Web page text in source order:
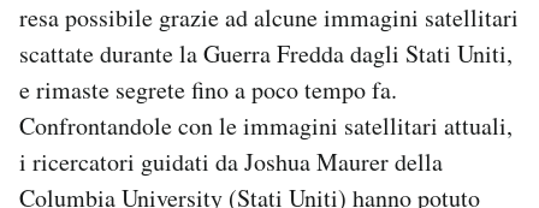
resa possibile grazie ad alcune immagini satellitari
scattate durante la Guerra Fredda dagli Stati Uniti,
e rimaste segrete fino a poco tempo fa.
Confrontandole con le immagini satellitari attuali,
i ricercatori guidati da Joshua Maurer della
Columbia University (Stati Uniti) hanno potuto